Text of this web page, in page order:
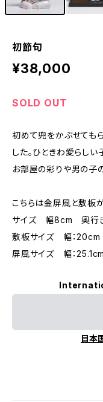
初節句
¥38,000
SOLD OUT
初めて兜をかぶせても
した。ひときわ愛らし
お部屋の彩りや男の子
こちらは金屏風と敷板が
サイズ 幅8cm 奥行
敷板サイズ 幅：20cm
屏風サイズ 幅：
日本